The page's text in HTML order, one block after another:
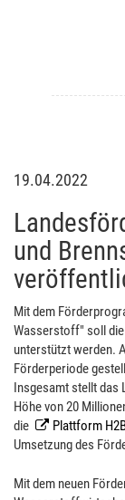
19.04.2022
und
Mit dem
Wasserstoff" soll
unterstützt werden.
Förderperiode
Insgesamt stellt das
Höhe von 20
die
Plattform
Umsetzung des
Mit dem neuen